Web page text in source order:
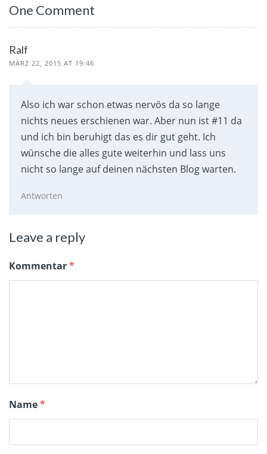
One Comment
Ralf
MÄRZ 22, 2015 AT 19:46
Also ich war schon etwas nervös da so lange
nichts neues erschienen war. Aber nun ist #11 da
und ich bin beruhigt das es dir gut geht. Ich
wünsche die alles gute weiterhin und lass uns
nicht so lange auf deinen nächsten Blog warten.
Antworten
Leave a reply
Kommentar*
Name*